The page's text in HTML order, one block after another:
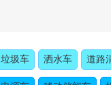
垃圾车 洒水车 道路